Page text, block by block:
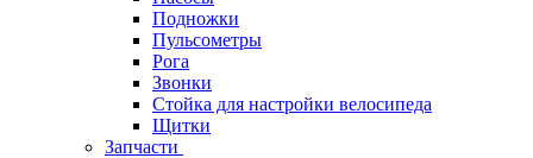
Подножки
Пульсометры
Рога
Звонки
Стойка для настройки велосипеда
Щитки
Запчасти